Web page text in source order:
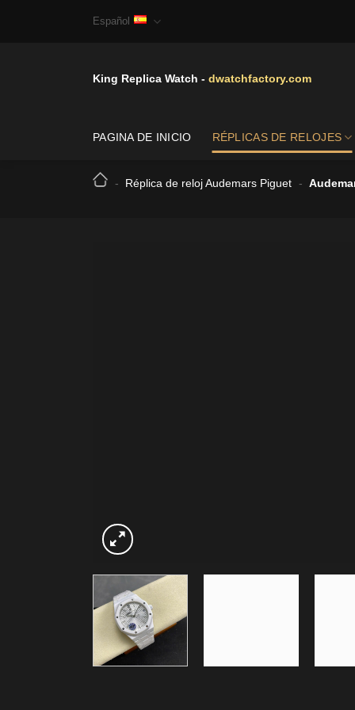
Español
King Replica Watch - dwatchfactory.com
PAGINA DE INICIO RÉPLICAS DE RELOJES
- Réplica de reloj Audemars Piguet -